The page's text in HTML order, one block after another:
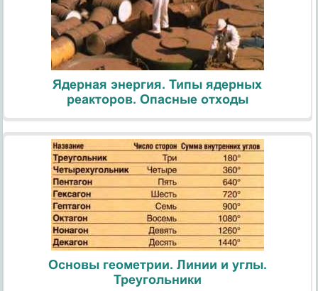
Ядерная энергия. Типы ядерных
реакторов. Опасные отходы
Основы геометрии. Линии и углы.
Треугольники